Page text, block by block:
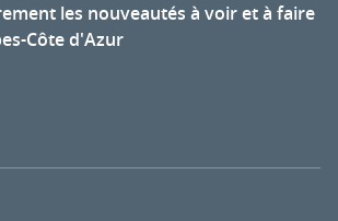
les nouveautés à voir et à faire
Côte d'Azur